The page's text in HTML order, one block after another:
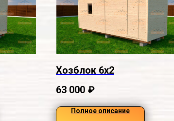
Хозблок 6х2
63 000 ₽
Полное описание